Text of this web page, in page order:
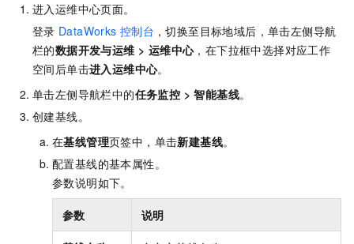
进入运维中心页面。
登录 DataWorks 控制台 ，切换至目标地域后，单击左侧导航
栏的数据开发与运维 > 运维中心，在下拉框中选择对应工作
空间后单击进入运维中心。
单击左侧导航栏中的任务监控 >智能基线。
创建基线。
在基线管理页签中，单击新建基线。
配置基线的基本属性。
参数说明如下。
参数 说明